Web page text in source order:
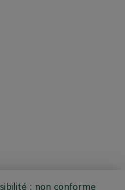
: non conforme